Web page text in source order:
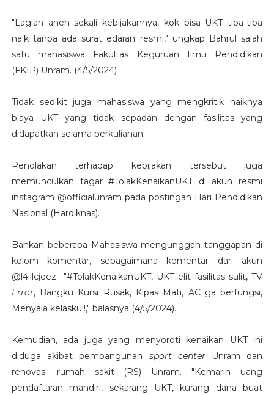
"Lagian aneh sekali kebijakannya, kok bisa UKT tiba-tiba
naik tanpa ada surat edaran resmi," ungkap Bahrul salah
satu mahasiswa Fakultas Keguruan Ilmu Pendidikan
(FKIP) Unram. (4/5/2024)
Tidak sedikit juga mahasiswa yang mengkritik naiknya
biaya UKT yang tidak sepadan dengan fasilitas yang
didapatkan selama perkuliahan.
Penolakan terhadap kebijakan tersebut juga
memunculkan tagar #TolakKenaikanUKT di akun resmi
instagram @officialunram pada postingan Hari Pendidikan
Nasional (Hardiknas).
Bahkan beberapa Mahasiswa mengunggah tanggapan di
kolom komentar, sebagaimana komentar dari akun
@l4illcjeez "#TolakKenaikanUKT, UKT elit fasilitas sulit, TV
Error, Bangku Kursi Rusak, Kipas Mati, AC ga berfungsi,
Menyala kelasku!!," balasnya (4/5/2024).
Kemudian, ada juga yang menyoroti kenaikan UKT ini
diduga akibat pembangunan sport centerUnram dan
renovasi rumah sakit (RS) Unram. "Kemarin uang
pendaftaran mandiri, sekarang UKT, kurang dana buat